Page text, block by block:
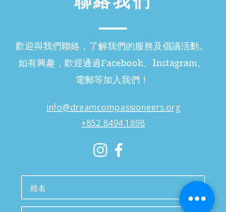
歡迎與我們聯絡，了解我們的服務及倡議活動。
如有興趣，歡迎通過Facebook、Instagram、
電郵等加入我們！
info@dreamcompassioneers.org
+852 8494 1898